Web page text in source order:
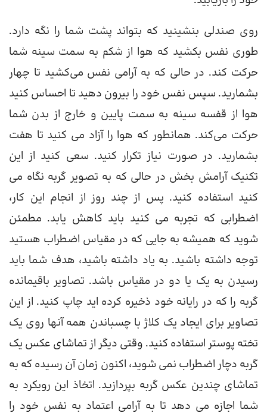
روی صندلی بنشینید که بتواند پشت شما را نگه دارد.
طوری نفس بکشید که هوا از شکم به سمت سینه شما
حرکت کند. در حالی که به آرامی نفس می‌کشید تا چهار
بشمارید. سپس نفس خود را بیرون دهید تا احساس کنید
هوا از قفسه سینه به سمت پایین و خارج از بدن شما
حرکت می‌کند. همانطور که هوا را آزاد می کنید تا هفت
بشمارید. در صورت نیاز تکرار کنید. سعی کنید از این
تکنیک آرامش بخش در حالی که به تصویر گربه نگاه می
کنید استفاده کنید. پس از چند روز از انجام این کار،
اضطرابی که تجربه می کنید باید کاهش یابد. مطمئن
شوید که همیشه به جایی که در مقیاس اضطراب هستید
توجه داشته باشید. به یاد داشته باشید، هدف شما باید
رسیدن به یک یا دو در مقیاس باشد. تصاویر باقیمانده
گربه را که در رایانه خود ذخیره کرده اید چاپ کنید. از این
تصاویر برای ایجاد یک کلاژ با چسباندن همه آنها روی یک
تخته پوستر استفاده کنید. وقتی دیگر از تماشای عکس یک
گربه دچار اضطراب نمی شوید، اکنون زمان آن رسیده که به
تماشای چندین عکس گربه بپردازید. اتخاذ این رویکرد به
شما اجازه می دهد تا به آرامی اعتماد به نفس خود را